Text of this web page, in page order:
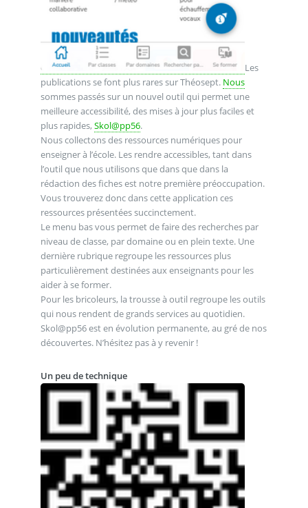
Les
publications se font plus rares sur Théosept. Nous
sommes passés sur un nouvel outil qui permet une
meilleure accessibilité, des mises à jour plus faciles et
plus rapides, Skol@pp56.
Nous collectons des ressources numériques pour
enseigner à l’école. Les rendre accessibles, tant dans
l’outil que nous utilisons que dans que dans la
rédaction des fiches est notre première préoccupation.
Vous trouverez donc dans cette application ces
ressources présentées succinctement.
Le menu bas vous permet de faire des recherches par
niveau de classe, par domaine ou en plein texte. Une
dernière rubrique regroupe les ressources plus
particulièrement destinées aux enseignants pour les
aider à se former.
Pour les bricoleurs, la trousse à outil regroupe les outils
qui nous rendent de grands services au quotidien.
Skol@pp56 est en évolution permanente, au gré de nos
découvertes. N’hésitez pas à y revenir !
Un peu de technique